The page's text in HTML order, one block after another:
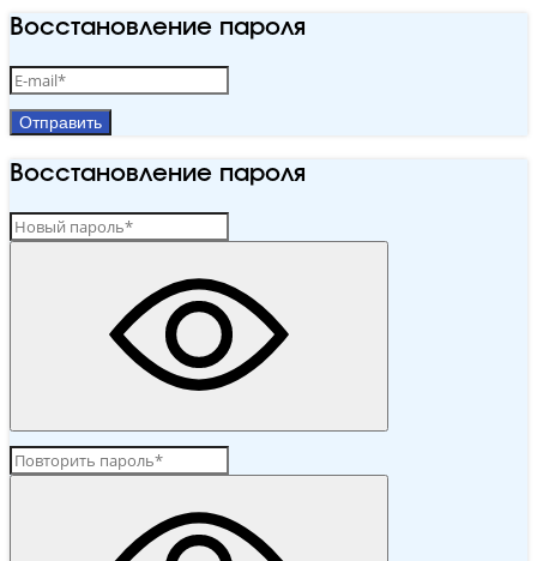
Восстановление пароля
Отправить
Восстановление пароля